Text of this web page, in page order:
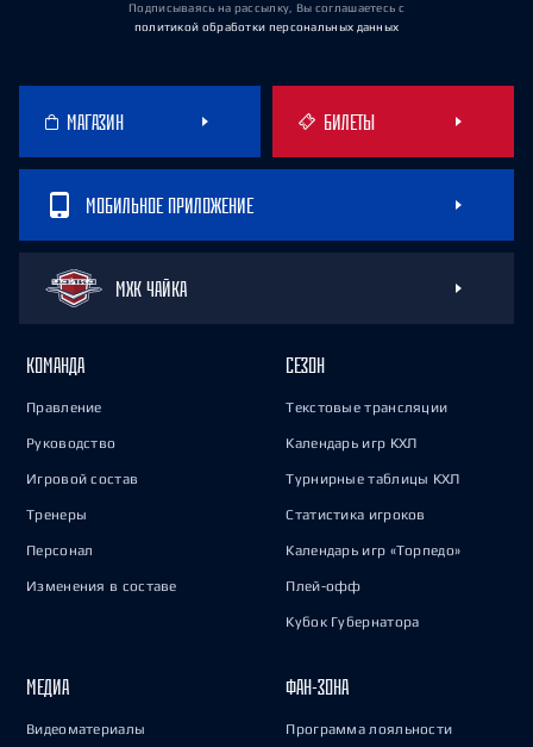
Подписываясь на рассылку, Вы соглашаетесь с
политикой обработки персональных данных
МАГАЗИН БИЛЕТЫ
МОБИЛЬНОЕ ПРИЛОЖЕНИЕ
МХК ЧАЙКА
КОМАНДА
Правление
Руководство
Игровой состав
Тренеры
Персонал
Изменения в составе
СЕЗОН
Текстовые трансляции
Календарь игр КХЛ
Турнирные таблицы КХЛ
Статистика игроков
Календарь игр «Торпедо»
Плей-офф
Кубок Губернатора
МЕДИА
Видеоматериалы
ФАН-ЗОНА
Программа лояльности